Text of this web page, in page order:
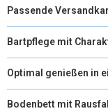
Passende
Bartpflege mit
Optimal genießen in
Bodenbett mit